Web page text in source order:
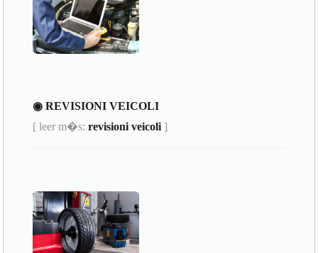
◉ REVISIONI VEICOLI
[ leer m�s:revisioni veicoli ]